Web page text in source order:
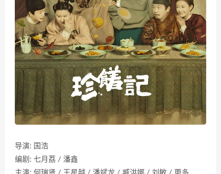
导演: 国浩
编剧: 七月荔 / 潘鑫